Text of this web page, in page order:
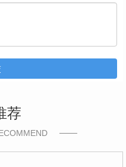
荐